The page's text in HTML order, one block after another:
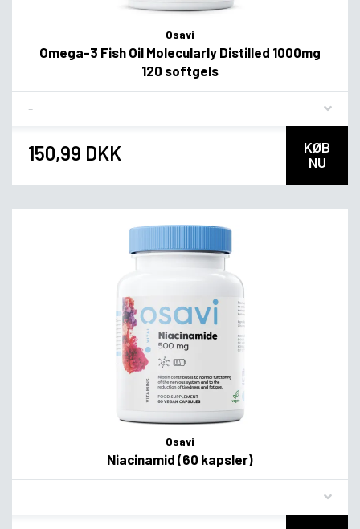
Osavi
Omega-3 Fish Oil Molecularly Distilled 1000mg
120 softgels
150,99 DKK
KØB
NU
Osavi
Niacinamid (60 kapsler)